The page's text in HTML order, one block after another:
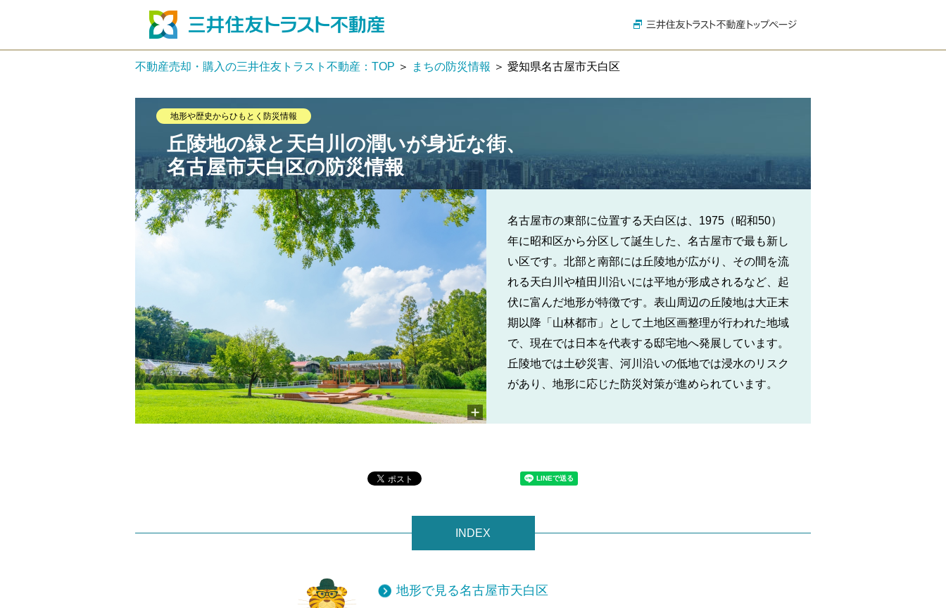
不動産売却・購入の三井住友トラスト不動産：TOP ＞ まちの防災情報 ＞ 愛知県名古屋市天白区
地形や歴史からひもとく防災情報
丘陵地の緑と天白川の潤いが身近な街、
名古屋市天白区の防災情報
名古屋市の東部に位置する天白区は、1975（昭和50）
年に昭和区から分区して誕生した、名古屋市で最も新し
い区です。北部と南部には丘陵地が広がり、その間を流
れる天白川や植田川沿いには平地が形成されるなど、起
伏に富んだ地形が特徴です。表山周辺の丘陵地は大正末
期以降「山林都市」として土地区画整理が行われた地域
で、現在では日本を代表する邸宅地へ発展しています。
丘陵地では土砂災害、河川沿いの低地では浸水のリスク
があり、地形に応じた防災対策が進められています。
INDEX
地形で見る名古屋市天白区